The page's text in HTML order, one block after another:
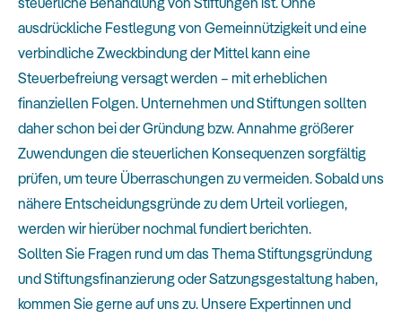
ausdrückliche Festlegung von Gemeinnützigkeit und eine
verbindliche Zweckbindung der Mittel kann eine
Steuerbefreiung versagt werden – mit erheblichen
finanziellen Folgen. Unternehmen und Stiftungen sollten
daher schon bei der Gründung bzw. Annahme größerer
Zuwendungen die steuerlichen Konsequenzen sorgfältig
prüfen, um teure Überraschungen zu vermeiden. Sobald uns
nähere Entscheidungsgründe zu dem Urteil vorliegen,
werden wir hierüber nochmal fundiert berichten.
Sollten Sie Fragen rund um das Thema Stiftungsgründung
und Stiftungsfinanzierung oder Satzungsgestaltung haben,
kommen Sie gerne auf uns zu. Unsere Expertinnen und